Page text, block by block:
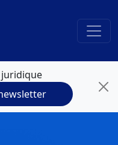
juridique